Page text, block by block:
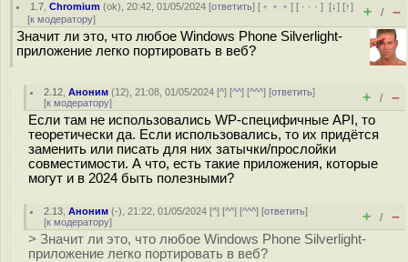
1.7 ,Chromium (ok), 20:42, 01/05/2024 [ответить] [ ﹢﹢﹢] [ · · ·][↓] [↑]
[к модератору] + / –
Значит ли это, что любое Windows Phone Silverlight-
приложение легко портировать в веб?
2.12 ,Аноним (12), 21:08, 01/05/2024 [^] [^^] [^^^] [ответить]
[к модератору] + / –
Если там не использовались WP-специфичные API, то
теоретически да. Если использовались, то их придётся
заменить или писать для них затычки/прослойки
совместимости. А что, есть такие приложения, которые
могут и в 2024 быть полезными?
2.13 ,Аноним (-), 21:22, 01/05/2024 [^] [^^] [^^^] [ответить]
[к модератору] + / –
> Значит ли это, что любое Windows Phone Silverlight-
приложение легко портировать в веб?